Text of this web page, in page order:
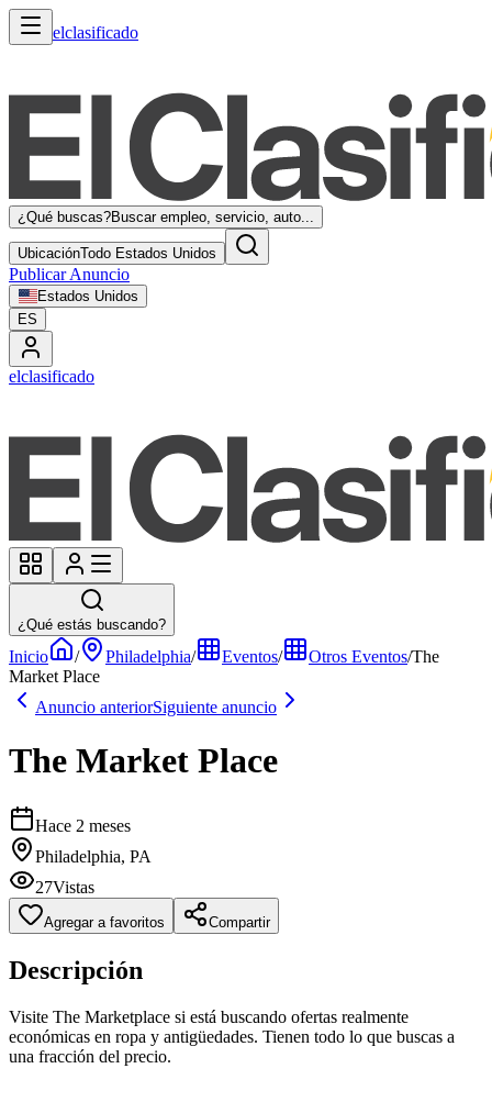
elclasificado
¿Qué buscas?Buscar empleo, servicio, auto...
UbicaciónTodo Estados Unidos
Publicar Anuncio
Estados Unidos
ES
elclasificado
¿Qué estás buscando?
Inicio / Philadelphia/ Eventos/ Otros Eventos/The
Market Place
Anuncio anteriorSiguiente anuncio
The Market Place
Hace 2 meses
Philadelphia, PA
27Vistas
Agregar a favoritos Compartir
Descripción
Visite The Marketplace si está buscando ofertas realmente
económicas en ropa y antigüedades. Tienen todo lo que buscas a
una fracción del precio.